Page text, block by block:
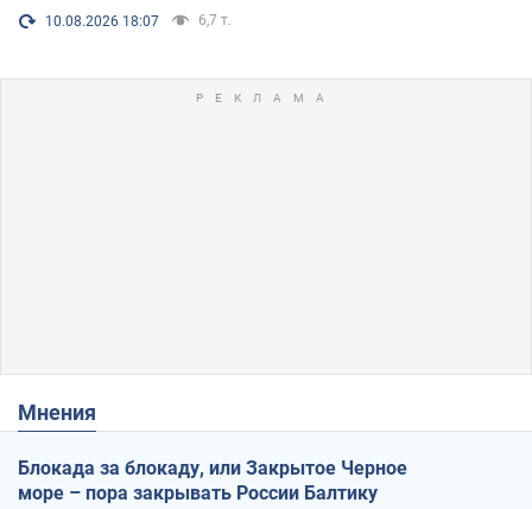
10.08.2026 18:07 6,7 т.
Мнения
Блокада за блокаду, или Закрытое Черное
море – пора закрывать России Балтику